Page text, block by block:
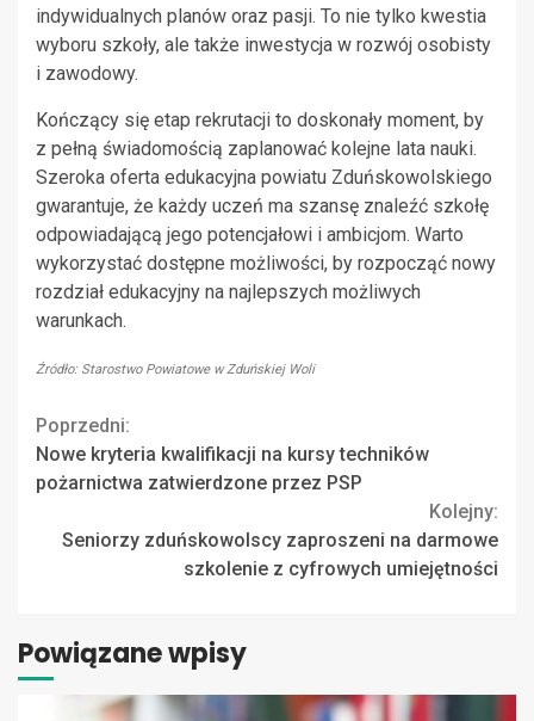
indywidualnych planów oraz pasji. To nie tylko kwestia
wyboru szkoły, ale także inwestycja w rozwój osobisty
i zawodowy.
Kończący się etap rekrutacji to doskonały moment, by
z pełną świadomością zaplanować kolejne lata nauki.
Szeroka oferta edukacyjna powiatu Zduńskowolskiego
gwarantuje, że każdy uczeń ma szansę znaleźć szkołę
odpowiadającą jego potencjałowi i ambicjom. Warto
wykorzystać dostępne możliwości, by rozpocząć nowy
rozdział edukacyjny na najlepszych możliwych
warunkach.
Źródło: Starostwo Powiatowe w Zduńskiej Woli
Continue
Reading
Poprzedni:
Nowe kryteria kwalifikacji na kursy techników
pożarnictwa zatwierdzone przez PSP
Kolejny:
Seniorzy zduńskowolscy zaproszeni na darmowe
szkolenie z cyfrowych umiejętności
Powiązane wpisy